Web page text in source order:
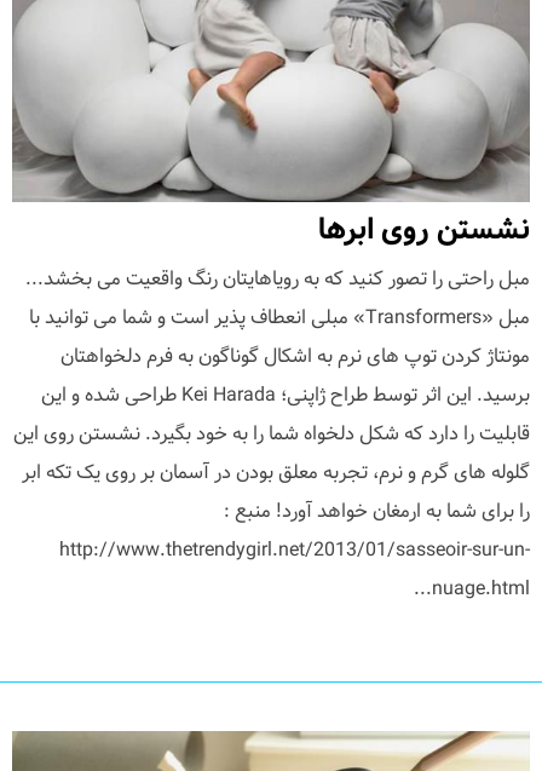
نشستن روی ابرها
مبل راحتی را تصور کنید که به رویاهایتان رنگ واقعیت می بخشد...
مبل «Transformers» مبلی انعطاف پذیر است و شما می توانید با
مونتاژ کردن توپ های نرم به اشکال گوناگون به فرم دلخواهتان
برسید. این اثر توسط طراح ژاپنی؛ Kei Harada طراحی شده و این
قابلیت را دارد که شکل دلخواه شما را به خود بگیرد. نشستن روی این
گلوله های گرم و نرم، تجربه معلق بودن در آسمان بر روی یک تکه ابر
را برای شما به ارمغان خواهد آورد! منبع :
http://www.thetrendygirl.net/2013/01/sasseoir-sur-un-
nuage.html...